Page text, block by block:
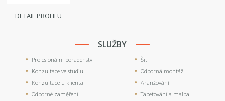
DETAIL PROFILU
SLUŽBY
Profesionální poradenství
Konzultace ve studiu
Konzultace u klienta
Odborné zaměření
Šití
Odborná montáž
Aranžování
Tapetování a malba